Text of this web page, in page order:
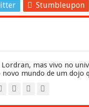
Stumbleupon
mas vivo no
mundo de um dojo